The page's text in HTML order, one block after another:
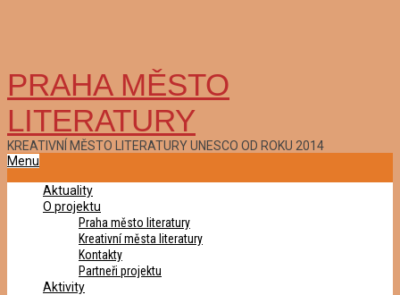
PRAHA MĚSTO
LITERATURY
KREATIVNÍ MĚSTO LITERATURY UNESCO OD ROKU 2014
Primary
Menu
Aktuality
O projektu
Praha město literatury
Kreativní města literatury
Kontakty
Partneři projektu
Aktivity